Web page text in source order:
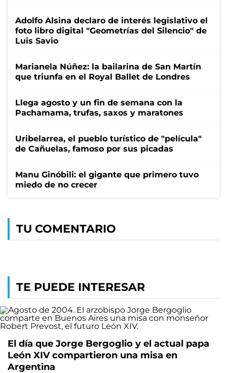
Adolfo Alsina declaro de interés legislativo el
foto libro digital "Geometrías del Silencio" de
Luis Savio
Marianela Núñez: la bailarina de San Martín
que triunfa en el Royal Ballet de Londres
Llega agosto y un fin de semana con la
Pachamama, trufas, saxos y maratones
Uribelarrea, el pueblo turístico de "película"
de Cañuelas, famoso por sus picadas
Manu Ginóbili: el gigante que primero tuvo
miedo de no crecer
TU COMENTARIO
TE PUEDE INTERESAR
El día que Jorge Bergoglio y el actual papa
León XIV compartieron una misa en
Argentina